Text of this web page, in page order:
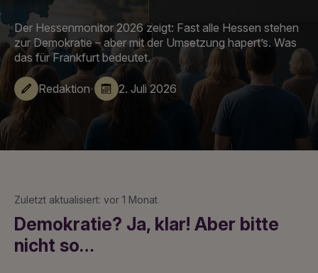
Der Hessenmonitor 2026 zeigt: Fast alle Hessen stehen
zur Demokratie – aber mit der Umsetzung hapert’s. Was
das für Frankfurt bedeutet.
Redaktion· 2. Juli 2026
Zuletzt aktualisiert: vor 1 Monat
Demokratie? Ja, klar! Aber bitte
nicht so…